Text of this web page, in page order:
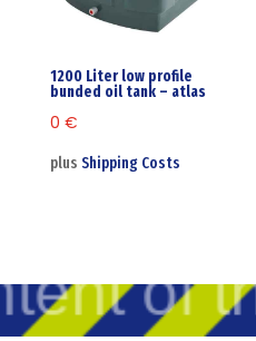
1200 Liter low profile
bunded oil tank – atlas
0 €
plus Shipping Costs